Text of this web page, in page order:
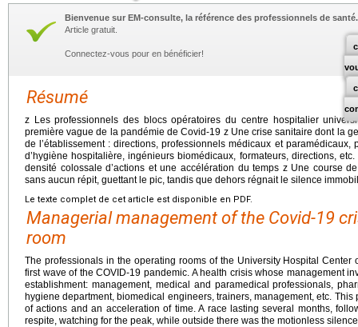
Bienvenue sur EM-consulte, la référence des professionnels de santé.
Article gratuit.
Connectez-vous pour en bénéficier!
Résumé
z Les professionnels des blocs opératoires du centre hospitalier
première vague de la pandémie de Covid-19 z Une crise sanitaire dont la
de l’établissement : directions, professionnels médicaux et paramédicaux,
d’hygiène hospitalière, ingénieurs biomédicaux, formateurs, directions,
densité colossale d’actions et une accélération du temps z Une course
sans aucun répit, guettant le pic, tandis que dehors régnait le silence
Le texte complet de cet article est disponible en PDF.
Managerial management of the Covid-19
room
The professionals in the operating rooms of the University Hospital
first wave of the COVID-19 pandemic. A health crisis whose management
establishment: management, medical and paramedical professionals,
hygiene department, biomedical engineers, trainers, management, etc.
of actions and an acceleration of time. A race lasting several months,
respite, watching for the peak, while outside there was the motionless